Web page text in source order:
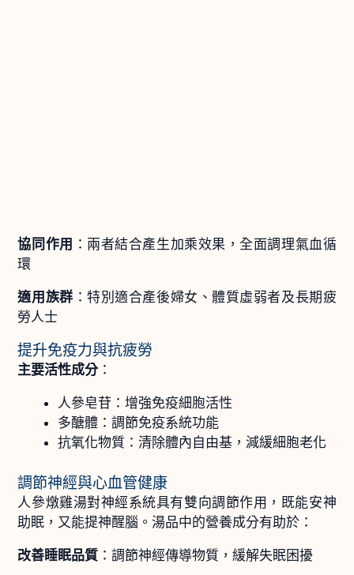
協同作用 ：兩者結合產生加乘效果，全面調理氣血循
環
適用族群 ：特別適合產後婦女、體質虛弱者及長期疲
勞人士
提升免疫力與抗疲勞
主要活性成分：
人參皂苷：增強免疫細胞活性
多醣體：調節免疫系統功能
抗氧化物質：清除體內自由基，減緩細胞老化
調節神經與心血管健康
人參燉雞湯對神經系統具有雙向調節作用，既能安神
助眠，又能提神醒腦。湯品中的營養成分有助於：
改善睡眠品質 ：調節神經傳導物質，緩解失眠困擾